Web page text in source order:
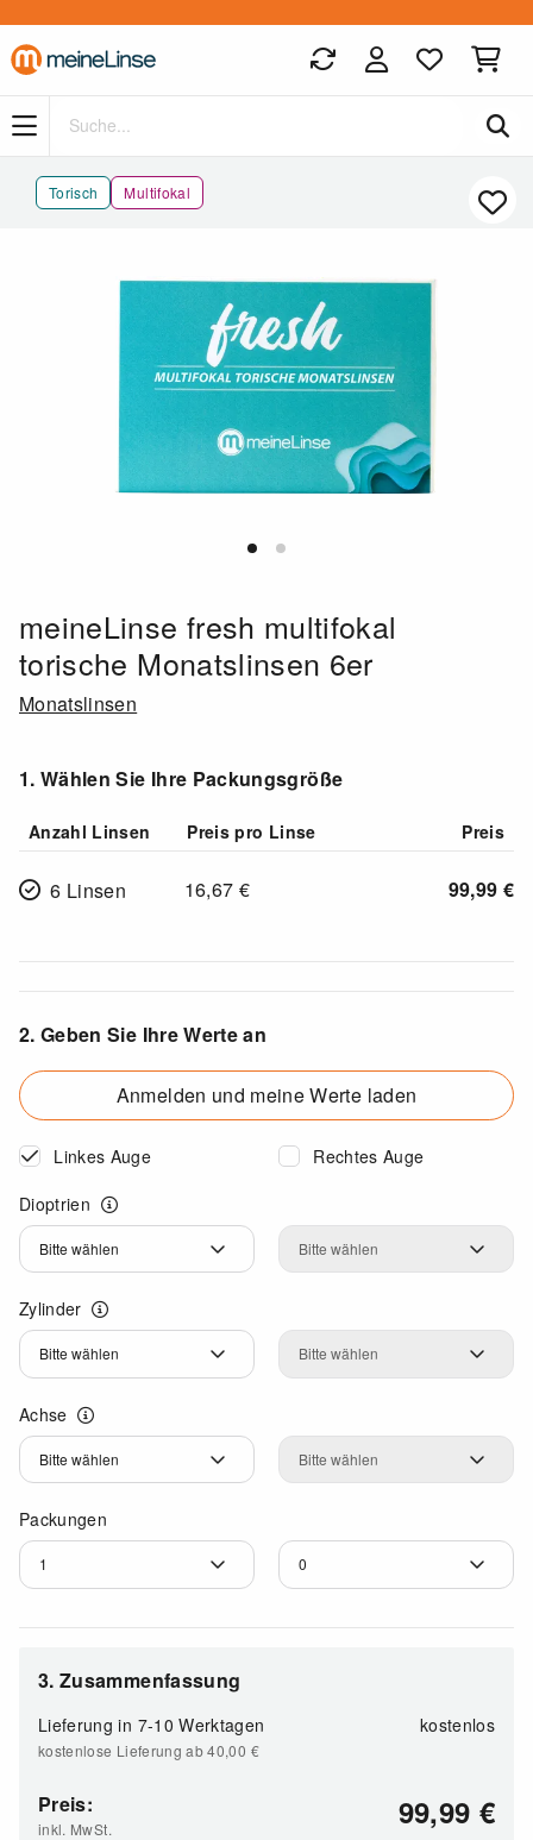
Zum Hauptinhalt springen
Torisch Multifokal
meineLinse fresh multifokal
torische Monatslinsen 6er
Monatslinsen
1. Wählen Sie Ihre Packungsgröße
Anzahl Linsen Preis pro Linse Preis
6 Linsen 16,67 € 99,99 €
2. Geben Sie Ihre Werte an
Anmelden und meine Werte laden
Linkes Auge
Rechtes Auge
Dioptrien
Dioptrien
Dioptrien
Zylinder
Zylinder
Zylinder
Achse
Achse
Achse
Packungen
3. Zusammenfassung
Lieferung in 7-10 Werktagen kostenlos
kostenlose Lieferung ab 40,00 €
Preis:
inkl. MwSt. 99,99 €